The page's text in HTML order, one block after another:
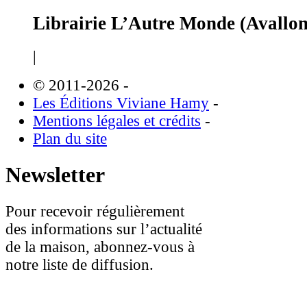
Librairie L’Autre Monde
|
© 2011-2026 -
Les Éditions Viviane Hamy -
Mentions légales et crédits -
Plan du site
Newsletter
Pour recevoir régulièrement
des informations sur l’actualité
de la maison, abonnez-vous à
notre liste de diffusion.